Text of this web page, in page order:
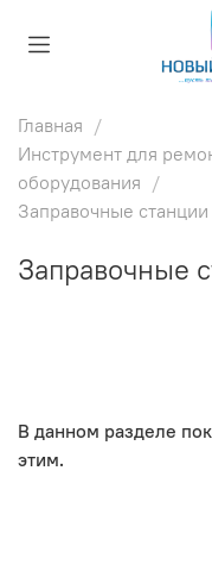
Главная
Инструмент для
оборудования
Заправочные станции
Заправочные
В данном разделе
этим.